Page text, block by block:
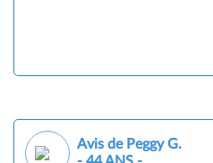
Avis de Peggy G.